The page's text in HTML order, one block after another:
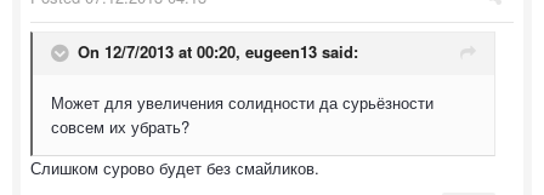
On 12/7/2013 at 00:20, eugeen13 said:
Может для увеличения солидности да сурьёзности
совсем их убрать?
Слишком сурово будет без смайликов.